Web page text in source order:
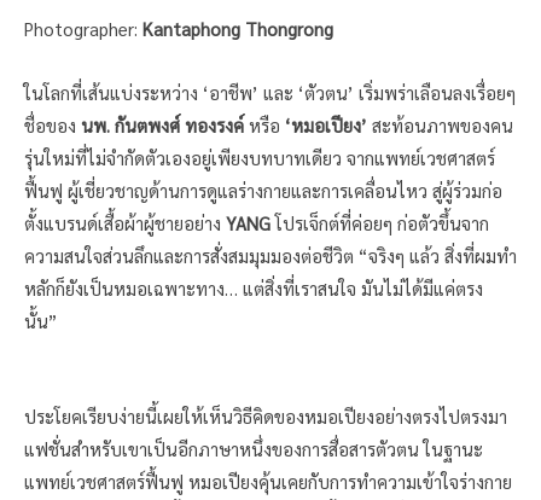
Photographer: Kantaphong Thongrong
ในโลกที่เส้นแบ่งระหว่าง ‘อาชีพ’ และ ‘ตัวตน’ เริ่มพร่าเลือนลงเรื่อยๆ
ชื่อของ นพ. กันตพงศ์ ทองรงค์ หรือ ‘หมอเปียง’ สะท้อนภาพของคน
รุ่นใหม่ที่ไม่จำกัดตัวเองอยู่เพียงบทบาทเดียว จากแพทย์เวชศาสตร์
ฟื้นฟู ผู้เชี่ยวชาญด้านการดูแลร่างกายและการเคลื่อนไหว สู่ผู้ร่วมก่อ
ตั้งแบรนด์เสื้อผ้าผู้ชายอย่าง YANGโปรเจ็กต์ที่ค่อยๆ ก่อตัวขึ้นจาก
ความสนใจส่วนลึกและการสั่งสมมุมมองต่อชีวิต “จริงๆ แล้ว สิ่งที่ผมทำ
หลักก็ยังเป็นหมอเฉพาะทาง… แต่สิ่งที่เราสนใจ มันไม่ได้มีแค่ตรง
นั้น”
ประโยคเรียบง่ายนี้เผยให้เห็นวิธีคิดของหมอเปียงอย่างตรงไปตรงมา
แฟชั่นสำหรับเขาเป็นอีกภาษาหนึ่งของการสื่อสารตัวตน ในฐานะ
แพทย์เวชศาสตร์ฟื้นฟู หมอเปียงคุ้นเคยกับการทำความเข้าใจร่างกาย